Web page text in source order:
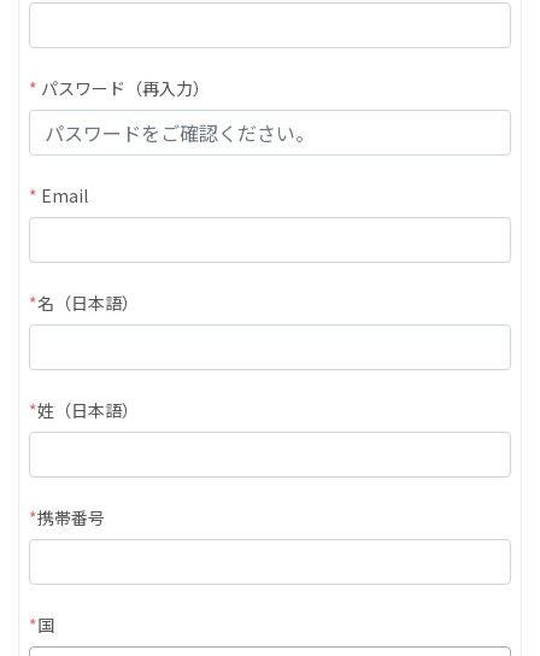
* パスワード（再入力）
* Email
*名（日本語）
*姓（日本語）
*携帯番号
*国